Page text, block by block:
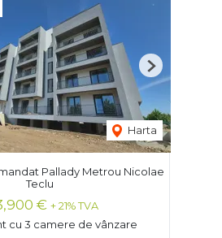
Harta
Next
Pallady Metrou Nicolae
Teclu
€ + 21% TVA
cu 3 camere de vânzare